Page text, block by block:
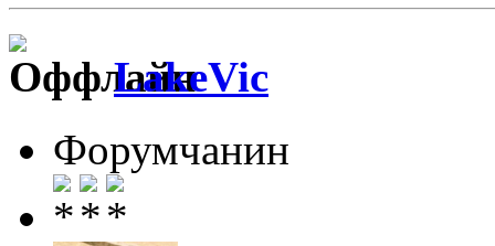
LakeVic
Форумчанин